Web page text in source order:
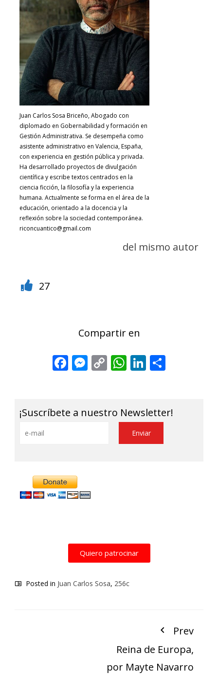
Juan Carlos Sosa Briceño, Abogado con
diplomado en Gobernabilidad y formación en
Gestión Administrativa. Se desempeña como
asistente administrativo en Valencia, España,
con experiencia en gestión pública y privada.
Ha desarrollado proyectos de divulgación
científica y escribe textos centrados en la
ciencia ficción, la filosofía y la experiencia
humana. Actualmente se forma en el área de la
educación, orientado a la docencia y la
reflexión sobre la sociedad contemporánea.
riconcuantico@gmail.com
del mismo autor
27
Compartir en
Facebook
Messenger
Copy
Link
WhatsApp
LinkedIn
¡Suscríbete a nuestro Newsletter!
Quiero patrocinar
Posted in Juan Carlos Sosa, 256c
Prev
Reina de Europa,
por Mayte Navarro